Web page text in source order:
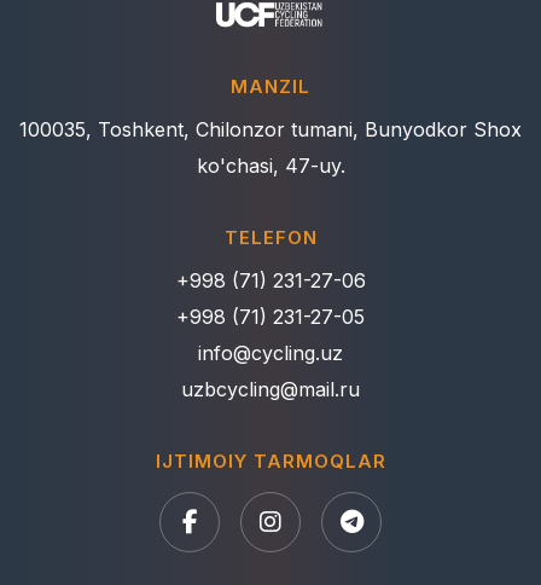
MANZIL
100035, Toshkent, Chilonzor tumani, Bunyodkor Shox
ko'chasi, 47-uy.
TELEFON
+998 (71) 231-27-06
+998 (71) 231-27-05
info@cycling.uz
uzbcycling@mail.ru
IJTIMOIY TARMOQLAR